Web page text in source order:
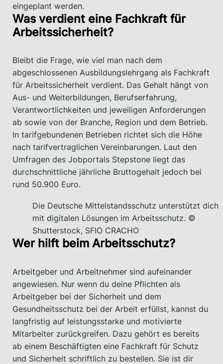
eingeplant werden.
Was verdient eine Fachkraft für
Arbeitssicherheit?
Bleibt die Frage, wie viel man nach dem
abgeschlossenen Ausbildungslehrgang als Fachkraft
für Arbeitssicherheit verdient. Das Gehalt hängt von
Aus- und Weiterbildungen, Berufserfahrung,
Verantwortlichkeiten und jeweiligen Anforderungen
ab sowie von der Branche, Region und dem Betrieb.
In tarifgebundenen Betrieben richtet sich die Höhe
nach tarifvertraglichen Vereinbarungen. Laut den
Umfragen des Jobportals Stepstone liegt das
durchschnittliche jährliche Bruttogehalt jedoch bei
rund 50.900 Euro.
Die Deutsche Mittelstandsschutz unterstützt dich
mit digitalen Lösungen im Arbeitsschutz. ©
Shutterstock, SFIO CRACHO
Wer hilft beim Arbeitsschutz?
Arbeitgeber und Arbeitnehmer sind aufeinander
angewiesen. Nur wenn du deine Pflichten als
Arbeitgeber bei der Sicherheit und dem
Gesundheitsschutz bei der Arbeit erfüllst, kannst du
langfristig auf leistungsstarke und motivierte
Mitarbeiter zurückgreifen. Dazu gehört es bereits
ab einem Beschäftigten eine Fachkraft für Schutz
und Sicherheit schriftlich zu bestellen. Sie ist dir